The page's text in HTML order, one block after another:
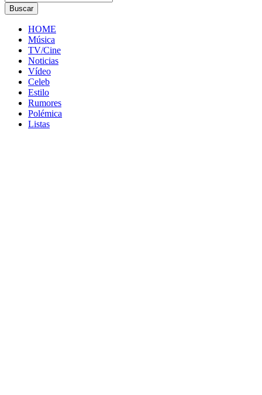
Buscar
HOME
Música
TV/Cine
Noticias
Vídeo
Celeb
Estilo
Rumores
Polémica
Listas